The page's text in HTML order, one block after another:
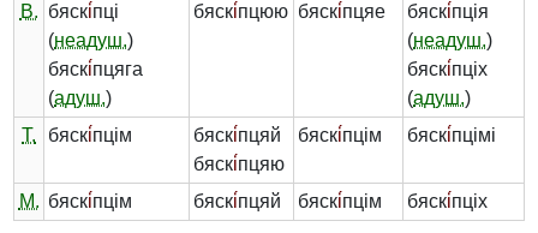
В. бяскі́пці
(неадуш.)
бяскі́пцяга
(адуш.)
бяскі́пцюю бяскі́пцяе бяскі́пція
(неадуш.)
бяскі́пціх
(адуш.)
Т.
бяскі́пцім бяскі́пцяй
бяскі́пцяю
бяскі́пцім бяскі́пцімі
М. бяскі́пцім бяскі́пцяй бяскі́пцім бяскі́пціх